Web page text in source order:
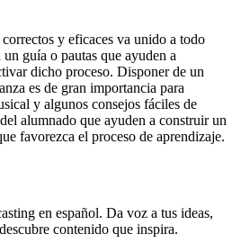
y eficaces va unido a todo
guía o pautas que ayuden a
dicho proceso. Disponer de un
es de gran importancia para
y algunos consejos fáciles de
alumnado que ayuden a construir un
favorezca el proceso de aprendizaje.
en español. Da voz a tus ideas,
contenido que inspira.